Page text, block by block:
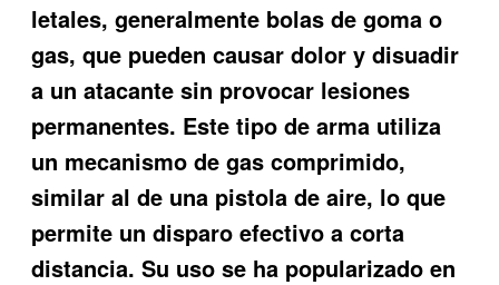
letales, generalmente bolas de goma o
gas, que pueden causar dolor y disuadir
a un atacante sin provocar lesiones
permanentes. Este tipo de arma utiliza
un mecanismo de gas comprimido,
similar al de una pistola de aire, lo que
permite un disparo efectivo a corta
distancia. Su uso se ha popularizado en